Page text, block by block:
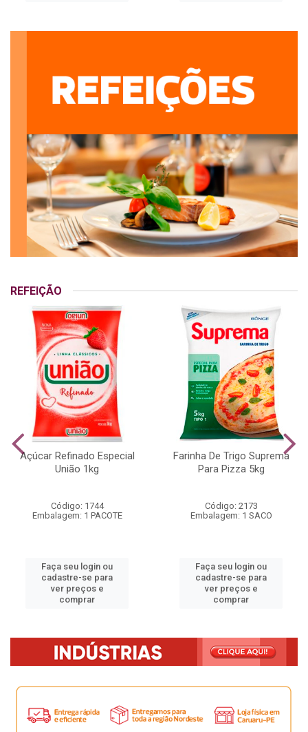
REFEIÇÃO
Açúcar Refinado Especial
União 1kg
Código: 1744
Embalagem: 1 PACOTE
Faça seu login ou
cadastre-se para
ver preços e
comprar
Farinha De Trigo Suprema
Para Pizza 5kg
Código: 2173
Embalagem: 1 SACO
Faça seu login ou
cadastre-se para
ver preços e
comprar